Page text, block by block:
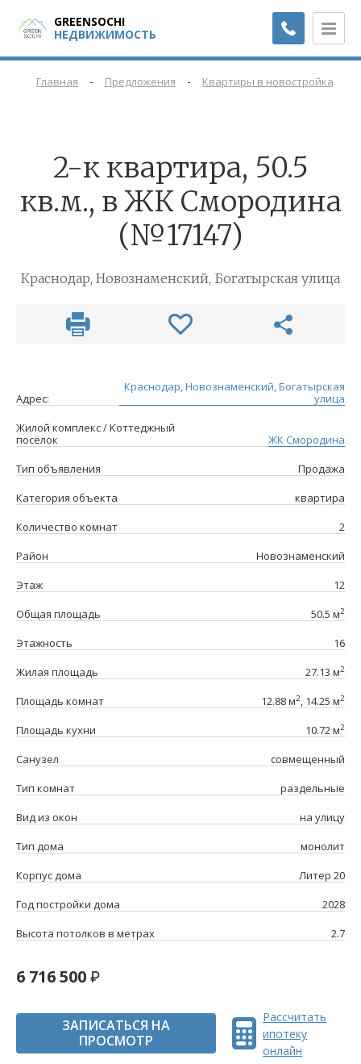
GREENSOCHI
НЕДВИЖИМОСТЬ
Главная - Предложения - Квартиры в новостройках
2-к квартира, 50.5
кв.м., в ЖК Смородина
(№17147)
Краснодар, Новознаменский, Богатырская улица
Адрес:
Краснодар, Новознаменский, Богатырская
улица
Жилой комплекс / Коттеджный
посёлок
ЖК Смородина
Тип объявления
Продажа
Категория объекта
квартира
Количество комнат
2
Район
Новознаменский
Этаж
12
Общая площадь
50.5 м2
Этажность
16
Жилая площадь
27.13 м2
Площадь комнат 12.88 м2, 14.25 м2
Площадь кухни 10.72 м2
Санузел
совмещенный
Тип комнат
раздельные
Вид из окон
на улицу
Тип дома
монолит
Корпус дома
Литер 20
Год постройки дома
2028
Высота потолков в метрах
2.7
6 716 500
ЗАПИСАТЬСЯ НА
ПРОСМОТР
Рассчитать
ипотеку
онлайн